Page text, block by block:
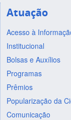
Atuação
Acesso à
Institucional
Bolsas e Auxílios
Programas
Prêmios
Popularização da
Comunicação